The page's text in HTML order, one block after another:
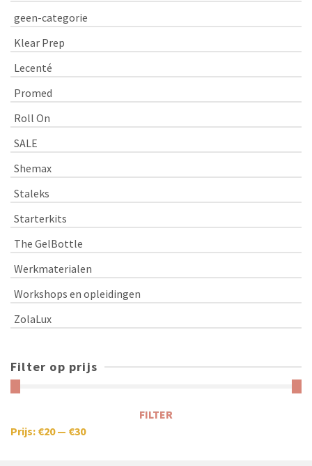
geen-categorie
Klear Prep
Lecenté
Promed
Roll On
SALE
Shemax
Staleks
Starterkits
The GelBottle
Werkmaterialen
Workshops en opleidingen
ZolaLux
Filter op prijs
FILTER
Prijs: €20— €30